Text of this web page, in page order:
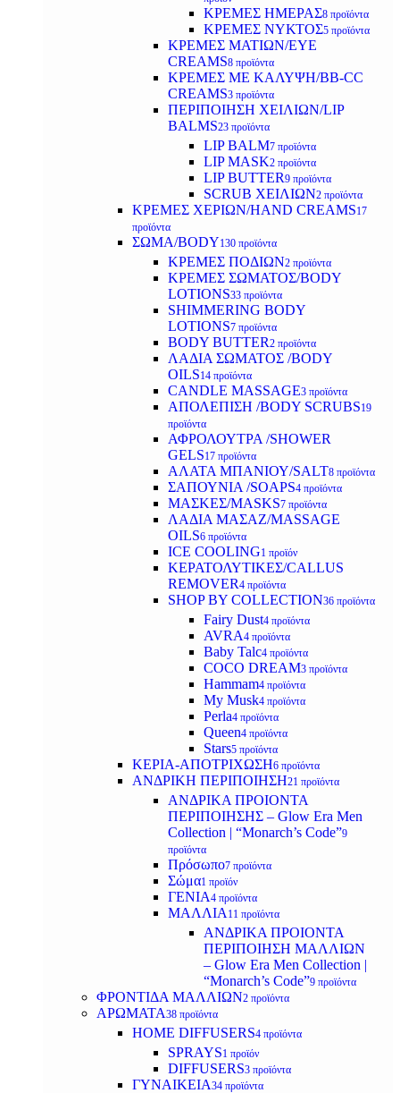
ΚΡΕΜΕΣ ΗΜΕΡΑΣ8 προϊόντα
ΚΡΕΜΕΣ ΝΥΚΤΟΣ5 προϊόντα
ΚΡΕΜΕΣ ΜΑΤΙΩΝ/EYE
CREAMS8 προϊόντα
ΚΡΕΜΕΣ ΜΕ ΚΑΛΥΨΗ/BB-CC
CREAMS3 προϊόντα
ΠΕΡΙΠΟΙΗΣΗ ΧΕΙΛΙΩΝ/LIP
BALMS23 προϊόντα
LIP BALM7 προϊόντα
LIP MASK2 προϊόντα
LIP BUTTER9 προϊόντα
SCRUB ΧΕΙΛΙΩΝ2 προϊόντα
ΚΡΕΜΕΣ ΧΕΡΙΩΝ/HAND CREAMS17
προϊόντα
ΣΩΜΑ/BODY130 προϊόντα
ΚΡΕΜΕΣ ΠΟΔΙΩΝ2 προϊόντα
ΚΡΕΜΕΣ ΣΩΜΑΤΟΣ/BODY
LOTIONS33 προϊόντα
SHIMMERING BODY
LOTIONS7 προϊόντα
BODY BUTTER2 προϊόντα
ΛΑΔΙΑ ΣΩΜΑΤΟΣ /BODY
OILS14 προϊόντα
CANDLE MASSAGE3 προϊόντα
ΑΠΟΛΕΠΙΣΗ /BODY SCRUBS19
προϊόντα
ΑΦΡΟΛΟΥΤΡΑ /SHOWER
GELS17 προϊόντα
ΑΛΑΤΑ ΜΠΑΝΙΟΥ/SALT8 προϊόντα
ΣΑΠΟΥΝΙΑ /SOAPS4 προϊόντα
ΜΑΣΚΕΣ/MASKS7 προϊόντα
ΛΑΔΙΑ ΜΑΣΑΖ/MASSAGE
OILS6 προϊόντα
ICE COOLING1 προϊόν
ΚΕΡΑΤΟΛΥΤΙΚΕΣ/CALLUS
REMOVER4 προϊόντα
SHOP BY COLLECTION36 προϊόντα
Fairy Dust4 προϊόντα
AVRA4 προϊόντα
Baby Talc4 προϊόντα
COCO DREAM3 προϊόντα
Hammam4 προϊόντα
My Musk4 προϊόντα
Perla4 προϊόντα
Queen4 προϊόντα
Stars5 προϊόντα
ΚΕΡΙΑ-ΑΠΟΤΡΙΧΩΣΗ6 προϊόντα
ΑΝΔΡΙΚΗ ΠΕΡΙΠΟΙΗΣΗ21 προϊόντα
ΑΝΔΡΙΚΑ ΠΡΟΙΟΝΤΑ
ΠΕΡΙΠΟΙΗΣΗΣ – Glow Era Men
Collection | “Monarch’s Code”9
προϊόντα
Πρόσωπο7 προϊόντα
Σώμα1 προϊόν
ΓΕΝΙΑ4 προϊόντα
ΜΑΛΛΙΑ 11 προϊόντα
ΑΝΔΡΙΚΑ ΠΡΟΙΟΝΤΑ
ΠΕΡΙΠΟΙΗΣΗ ΜΑΛΛΙΩΝ
– Glow Era Men Collection |
“Monarch’s Code”9 προϊόντα
ΦΡΟΝΤΙΔΑ ΜΑΛΛΙΩΝ2 προϊόντα
ΑΡΩΜΑΤΑ38 προϊόντα
HOME DIFFUSERS4 προϊόντα
SPRAYS1 προϊόν
DIFFUSERS3 προϊόντα
ΓΥΝΑΙΚΕΙΑ34 προϊόντα